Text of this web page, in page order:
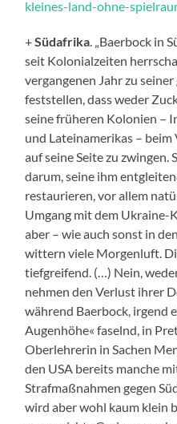
kleines-land-ohne-
+Südafrika . „Baerbock in
seit Kolonialzeiten
vergangenen Jahr zu
feststellen, dass weder
seine früheren Kolonien –
und Lateinamerikas – beim
auf seine Seite zu
darum, seine ihm
restaurieren, vor allem
Umgang mit dem Ukraine-
aber – wie auch sonst in
wittern viele Morgenluft.
tiefgreifend. (…) Nein,
nehmen den Verlust ihrer
während Baerbock, irgend
Augenhöhe« faselnd, in
Oberlehrerin in Sachen
den USA bereits manche
Strafmaßnahmen gegen
wird aber wohl kaum klein